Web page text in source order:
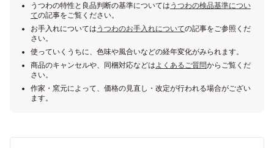
うつわの特性と良品判断の基準については うつわの検品基準につい
ての記事をご覧ください。
お手入れについては うつわのお手入れについての記事をご参照くだ
さい。
使っていくうちに、色味や風合いなどの経年変化がみられます。
商品のキャンセルや、同梱対応などはよくあるご質問からご覧くだ
さい。
作家・窯元によって、価格の見直し・改定が行われる場合がござい
ます。